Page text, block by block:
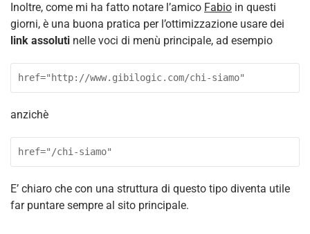
Inoltre, come mi ha fatto notare l’amico Fabio in questi
giorni, è una buona pratica per l’ottimizzazione usare dei
link assoluti nelle voci di menù principale, ad esempio
href="http://www.gibilogic.com/chi-siamo"
anzichè
E’ chiaro che con una struttura di questo tipo diventa utile
far puntare sempre al sito principale.